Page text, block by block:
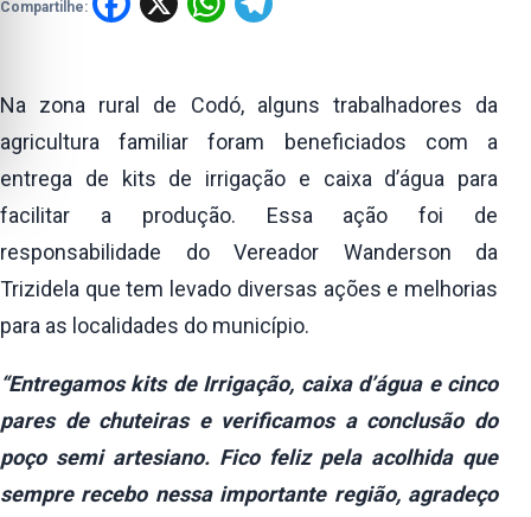
Compartilhe:
Na zona rural de Codó, alguns trabalhadores da
agricultura familiar foram beneficiados com a
entrega de kits de irrigação e caixa d’água para
facilitar a produção. Essa ação foi de
responsabilidade do Vereador Wanderson da
Trizidela que tem levado diversas ações e melhorias
para as localidades do município.
“Entregamos kits de Irrigação, caixa d’água e cinco
pares de chuteiras e verificamos a conclusão do
poço semi artesiano. Fico feliz pela acolhida que
sempre recebo nessa importante região, agradeço